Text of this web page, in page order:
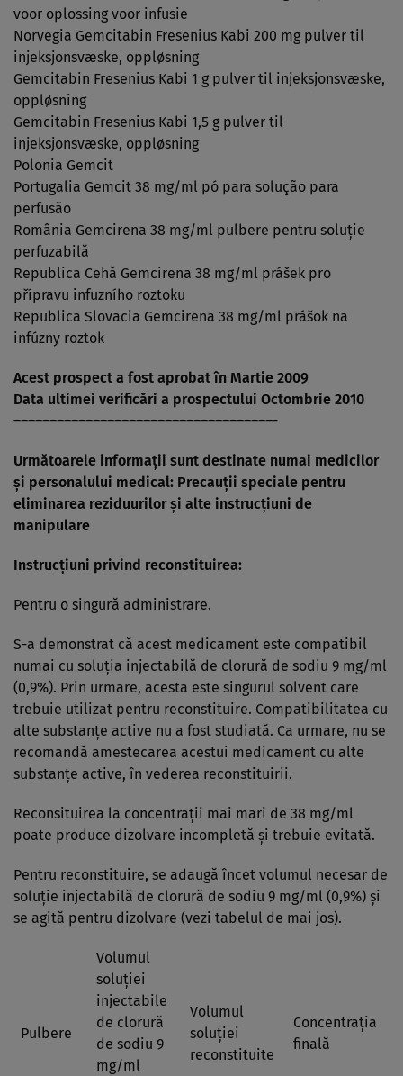
voor oplossing voor infusie
Norvegia Gemcitabin Fresenius Kabi 200 mg pulver til
injeksjonsvæske, oppløsning
Gemcitabin Fresenius Kabi 1 g pulver til injeksjonsvæske,
oppløsning
Gemcitabin Fresenius Kabi 1,5 g pulver til
injeksjonsvæske, oppløsning
Polonia Gemcit
Portugalia Gemcit 38 mg/ml pó para solução para
perfusão
România Gemcirena 38 mg/ml pulbere pentru soluţie
perfuzabilă
Republica Cehă Gemcirena 38 mg/ml prášek pro
přípravu infuzního roztoku
Republica Slovacia Gemcirena 38 mg/ml prášok na
infúzny roztok
Acest prospect a fost aprobat în Martie 2009
Data ultimei verificări a prospectului Octombrie 2010
––––––––––––––––––––––––––––––––––––-
Următoarele informaţii sunt destinate numai medicilor
şi personalului medical: Precauţii speciale pentru
eliminarea reziduurilor şi alte instrucţiuni de
manipulare
Instrucţiuni privind reconstituirea:
Pentru o singură administrare.
S-a demonstrat că acest medicament este compatibil
numai cu soluţia injectabilă de clorură de sodiu 9 mg/ml
(0,9%). Prin urmare, acesta este singurul solvent care
trebuie utilizat pentru reconstituire. Compatibilitatea cu
alte substanţe active nu a fost studiată. Ca urmare, nu se
recomandă amestecarea acestui medicament cu alte
substanţe active, în vederea reconstituirii.
Reconsituirea la concentraţii mai mari de 38 mg/ml
poate produce dizolvare incompletă şi trebuie evitată.
Pentru reconstituire, se adaugă încet volumul necesar de
soluţie injectabilă de clorură de sodiu 9 mg/ml (0,9%) şi
se agită pentru dizolvare (vezi tabelul de mai jos).
Pulbere
Volumul
soluţiei
injectabile
de clorură
de sodiu 9
mg/ml
Volumul
soluţiei
reconstituite
Concentraţia
finală